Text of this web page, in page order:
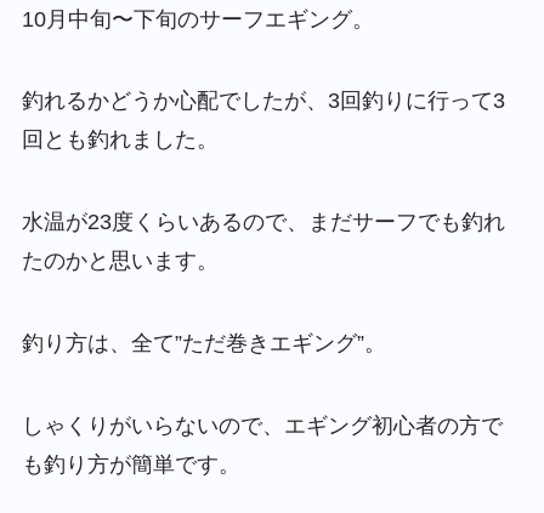
10月中旬〜下旬のサーフエギング。
釣れるかどうか心配でしたが、3回釣りに行って3
回とも釣れました。
水温が23度くらいあるので、まだサーフでも釣れ
たのかと思います。
釣り方は、全て”ただ巻きエギング”。
しゃくりがいらないので、エギング初心者の方で
も釣り方が簡単です。